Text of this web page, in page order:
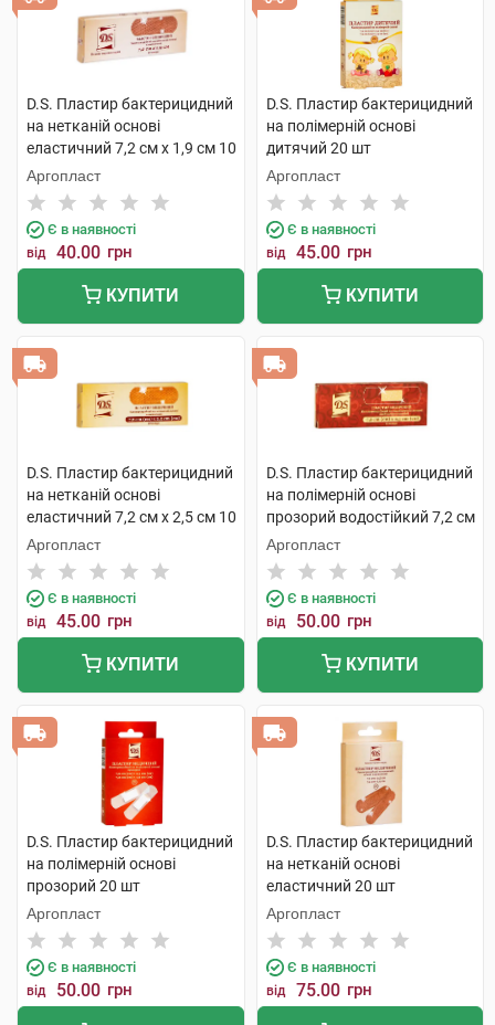
D.S. Пластир бактерицидний
на нетканій основі
еластичний 7,2 см х 1,9 см 10
шт
Аргопласт
Є в наявності
від 40.00 грн
КУПИТИ
D.S. Пластир бактерицидний
на полімерній основі
дитячий 20 шт
Аргопласт
Є в наявності
від 45.00 грн
КУПИТИ
D.S. Пластир бактерицидний
на нетканій основі
еластичний 7,2 см х 2,5 см 10
шт
Аргопласт
Є в наявності
від 45.00 грн
КУПИТИ
D.S. Пластир бактерицидний
на полімерній основі
прозорий водостійкий 7,2 см
х 2,5 см 10 шт
Аргопласт
Є в наявності
від 50.00 грн
КУПИТИ
D.S. Пластир бактерицидний
на полімерній основі
прозорий 20 шт
Аргопласт
Є в наявності
від 50.00 грн
D.S. Пластир бактерицидний
на нетканій основі
еластичний 20 шт
Аргопласт
Є в наявності
від 75.00 грн